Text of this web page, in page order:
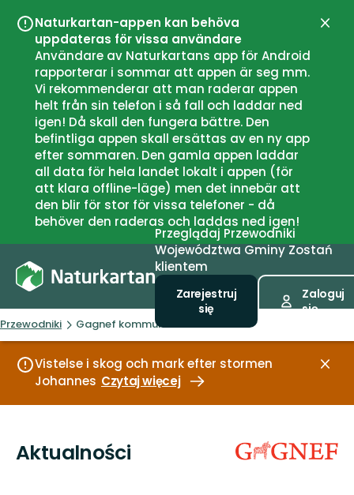
Naturkartan-appen kan behöva
uppdateras för vissa användare
Användare av Naturkartans app för Android
rapporterar i sommar att appen är seg mm.
Vi rekommenderar att man raderar appen
helt från sin telefon i så fall och laddar ned
igen! Då skall den fungera bättre. Den
befintliga appen skall ersättas av en ny app
efter sommaren. Den gamla appen laddar
all data för hela landet lokalt i appen (för
att klara offline-läge) men det innebär att
den blir för stor för vissa telefoner - då
behöver den raderas och laddas ned igen!
Przeglądaj Przewodniki
Województwa Gminy Zostań
klientem
Zarejestruj
się
Zaloguj
się
Przewodniki Gagnef kommun
Vistelse i skog och mark efter stormen
Johannes Czytaj więcej
Aktualności